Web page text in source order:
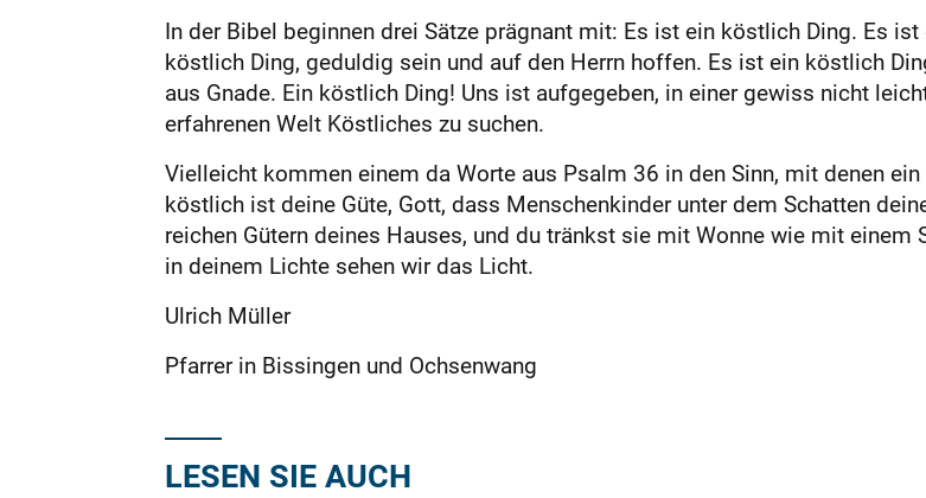
In der Bibel beginnen drei Sätze prägnant mit: Es ist ein köstlich Ding. Es
köstlich Ding, geduldig sein und auf den Herrn hoffen. Es ist ein köstlich
aus Gnade. Ein köstlich Ding! Uns ist aufgegeben, in einer gewiss nicht
erfahrenen Welt Köstliches zu suchen.
Vielleicht kommen einem da Worte aus Psalm 36 in den Sinn, mit denen
köstlich ist deine Güte, Gott, dass Menschenkinder unter dem Schatten
reichen Gütern deines Hauses, und du tränkst sie mit Wonne wie mit
in deinem Lichte sehen wir das Licht.
Ulrich Müller
Pfarrer in Bissingen und Ochsenwang
LESEN SIE AUCH